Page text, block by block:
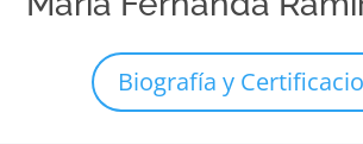
Biografía y